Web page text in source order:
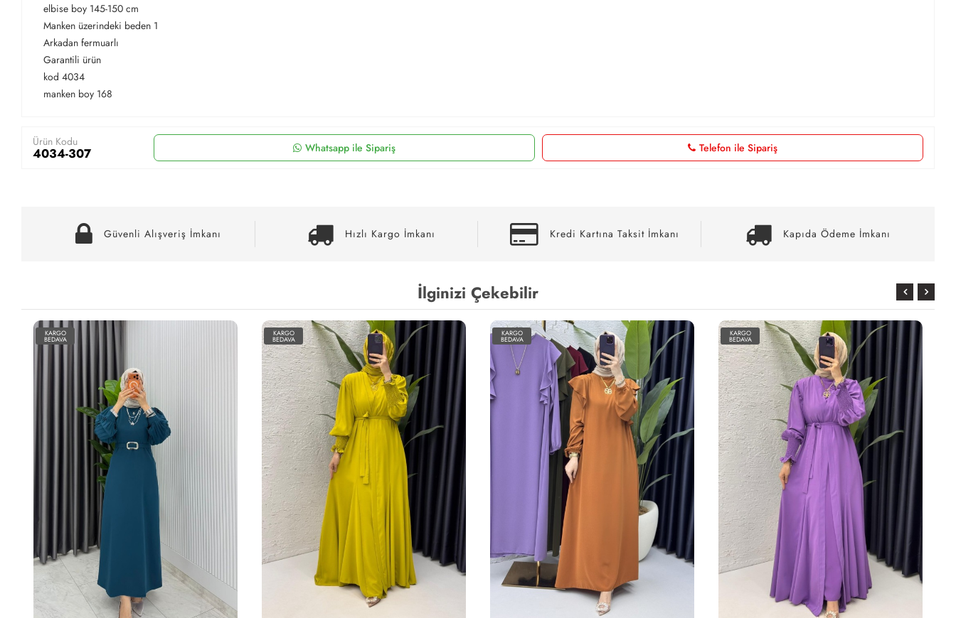
elbise boy 145-150 cm
Manken üzerindeki beden 1
Arkadan fermuarlı
Garantili ürün
kod 4034
manken boy 168
Ürün Kodu
4034-307 Whatsapp ile Sipariş Telefon ile Sipariş
Güvenli Alışveriş İmkanı Hızlı Kargo İmkanı Kredi Kartına Taksit İmkanı Kapıda Ödeme İmkanı
İlginizi Çekebilir
KARGO
BEDAVA
KARGO
BEDAVA
KARGO
BEDAVA
KARGO
BEDAVA